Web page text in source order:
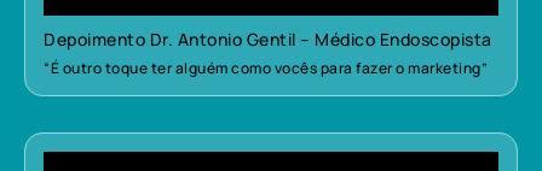
Depoimento Dr. Antonio Gentil – Médico Endoscopista
“É outro toque ter alguém como vocês para fazer o marketing”